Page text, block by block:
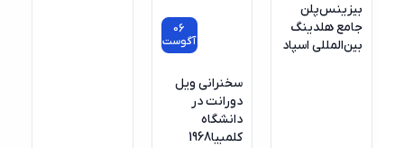
بیزینس‌پلن
جامع هلدینگ
بین‌المللی اسپاد
آگوست
سخنرانی ویل
دورانت در
دانشگاه
کلمبیا1968